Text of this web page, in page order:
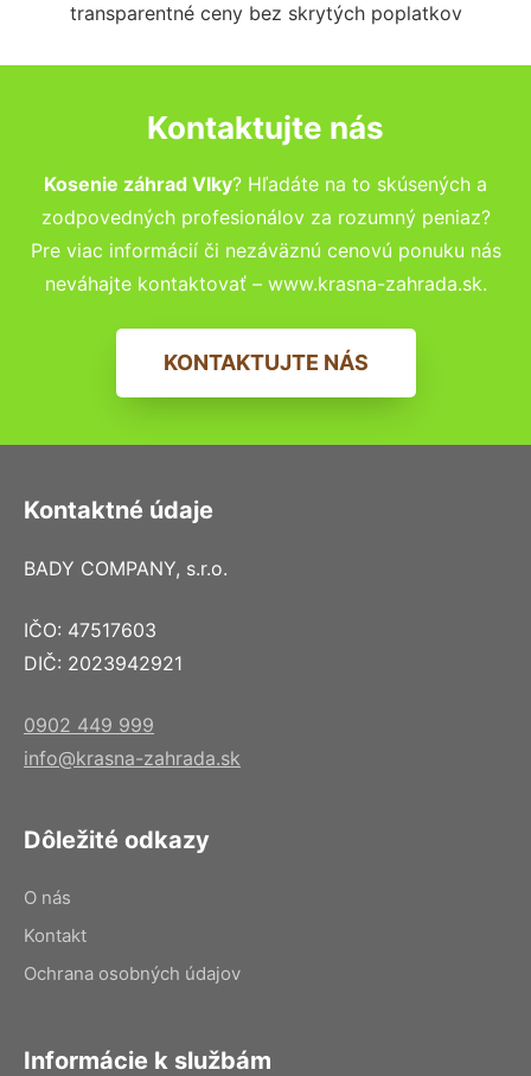
transparentné ceny bez skrytých poplatkov
Kontaktujte nás
Kosenie záhrad Vlky? Hľadáte na to skúsených a
zodpovedných profesionálov za rozumný peniaz?
Pre viac informácií či nezáväznú cenovú ponuku nás
neváhajte kontaktovať – www.krasna-zahrada.sk.
KONTAKTUJTE NÁS
Kontaktné údaje
BADY COMPANY, s.r.o.
IČO: 47517603
DIČ: 2023942921
0902 449 999
info@krasna-zahrada.sk
Dôležité odkazy
O nás
Kontakt
Ochrana osobných údajov
Informácie k službám